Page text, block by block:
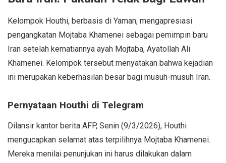
Kelompok Houthi, berbasis di Yaman, mengapresiasi
pengangkatan Mojtaba Khamenei sebagai pemimpin baru
Iran setelah kematiannya ayah Mojtaba, Ayatollah Ali
Khamenei. Kelompok tersebut menyatakan bahwa kejadian
ini merupakan keberhasilan besar bagi musuh-musuh Iran.
Pernyataan Houthi di Telegram
Dilansir kantor berita AFP, Senin (9/3/2026), Houthi
mengucapkan selamat atas terpilihnya Mojtaba Khamenei.
Mereka menilai penunjukan ini harus dilakukan dalam